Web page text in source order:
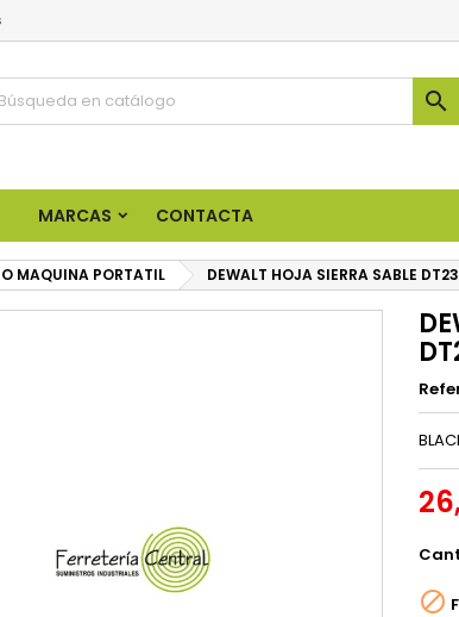

MARCAS CONTACTA
MAQUINA PORTATIL DEWALT HOJA SIERRA SABLE
